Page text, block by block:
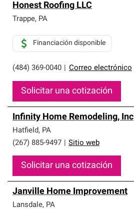
Honest Roofing LLC
Trappe, PA
(484) 369-0040 Correo electrónico
Financiación disponible
Solicitar una cotización
Infinity Home Remodeling, Inc
Hatfield, PA
(267) 885-9497
Sitio web
Solicitar una cotización
Janville Home Improvement
Lansdale, PA